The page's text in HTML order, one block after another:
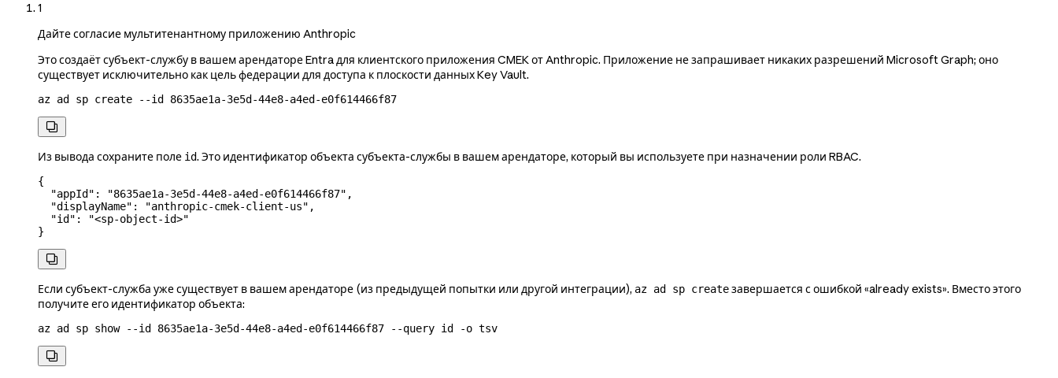
1
Дайте согласие мультитенантному приложению Anthropic
Это создаёт субъект-службу в вашем арендаторе Entra для клиентского приложения CMEK от Anthropic. Приложение не запрашивает никаких разрешений Microsoft Graph; оно
существует исключительно как цель федерации для доступа к плоскости данных Key Vault.
az ad sp create --id 8635ae1a-3e5d-44e8-a4ed-e0f614466f87

Из вывода сохраните поле id. Это идентификатор объекта субъекта-службы в вашем арендаторе, который вы используете при назначении роли RBAC.
{
  "appId"
: "8635ae1a-3e5d-44e8-a4ed-e0f614466f87" ,
  "displayName"
: "anthropic-cmek-client-us" ,
  "id"
:
"<sp-object-id>"
}

Если субъект-служба уже существует в вашем арендаторе (из предыдущей попытки или другой интеграции), az ad sp createзавершается с ошибкой «already exists». Вместо этого
получите его идентификатор объекта:
az ad sp show --id 8635ae1a-3e5d-44e8-a4ed-e0f614466f87 --query id -o tsv
